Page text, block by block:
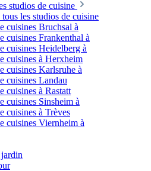
studios de cuisine
les studios de cuisine
cuisines Bruchsal à
cuisines Frankenthal à
cuisines Heidelberg à
cuisines à Herxheim
cuisines Karlsruhe à
cuisines Landau
cuisines à Rastatt
cuisines Sinsheim à
cuisines à Trèves
cuisines Viernheim à